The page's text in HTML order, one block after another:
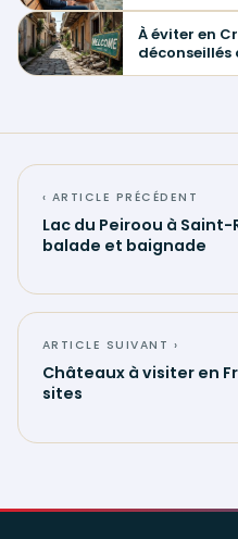
À éviter en
déconseillés
‹ ARTICLE PRÉCÉDENT
Lac du Peiroou à
balade et baignade
ARTICLE SUIVANT ›
Châteaux à visiter en
sites